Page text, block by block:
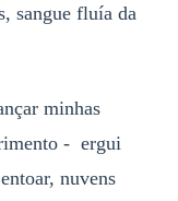
sangue fluía da
minhas
- ergui
nuvens